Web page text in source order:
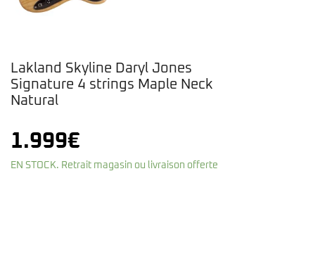
Lakland Skyline Daryl Jones
Signature 4 strings Maple Neck
Natural
1.999€
EN STOCK. Retrait magasin ou livraison offerte